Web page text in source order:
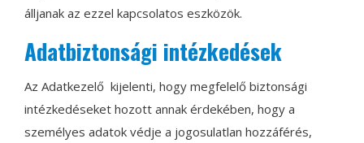
álljanak az ezzel kapcsolatos eszközök.
Adatbiztonsági intézkedések
Az Adatkezelő kijelenti, hogy megfelelő biztonsági
intézkedéseket hozott annak érdekében, hogy a
személyes adatok védje a jogosulatlan hozzáférés,